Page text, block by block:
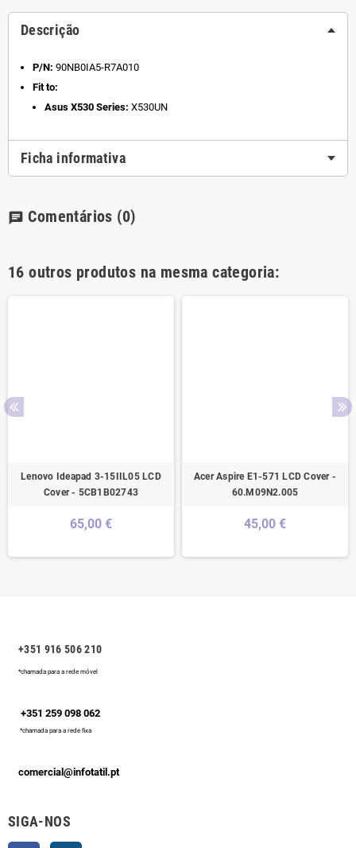
Descrição
P/N: 90NB0IA5-R7A010
Fit to:
Asus X530 Series: X530UN
Ficha informativa
chat Comentários (0)
16 outros produtos na mesma categoria:
Lenovo Ideapad 3-15IIL05 LCD
Cover - 5CB1B02743
65,00 €
Acer Aspire E1-571 LCD Cover -
60.M09N2.005
45,00 €
+351 916 506 210
*chamada para a rede móvel
+351 259 098 062
*chamada para a rede fixa
comercial@infotatil.pt
SIGA-NOS